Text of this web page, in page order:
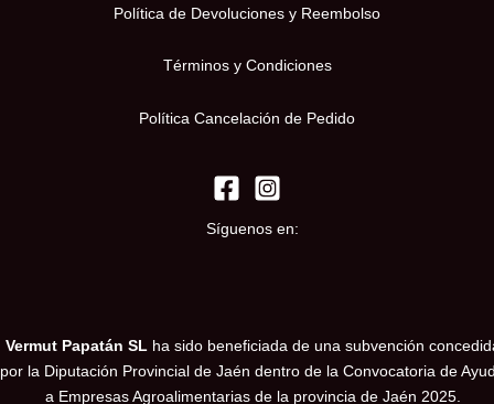
Política de Devoluciones y Reembolso
Términos y Condiciones
Política Cancelación de Pedido
Síguenos en:
Vermut Papatán SL ha sido beneficiada de una subvención
por la Diputación Provincial de Jaén dentro de la Convocatoria de
a Empresas Agroalimentarias de la provincia de Jaén 2025.